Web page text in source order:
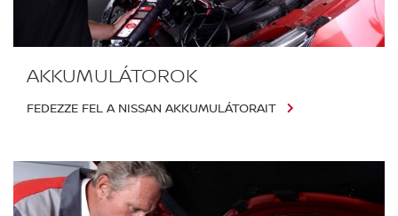
AKKUMULÁTOROK
FEDEZZE FEL A NISSAN AKKUMULÁTORAIT